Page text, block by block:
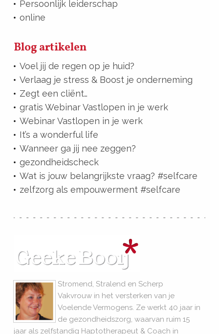
Persoonlijk leiderschap
online
Blog artikelen
Voel jij de regen op je huid?
Verlaag je stress & Boost je onderneming
Zegt een cliënt…
gratis Webinar Vastlopen in je werk
Webinar Vastlopen in je werk
It’s a wonderful life
Wanneer ga jij nee zeggen?
gezondheidscheck
Wat is jouw belangrijkste vraag? #selfcare
zelfzorg als empouwerment #selfcare
Stromend, Stralend en Scherp
Vakvrouw in het versterken van je
Voelende Vermogens. Ze werkt 40 jaar in
de gezondheidszorg, waarvan ruim 15
jaar als zelfstandig Haptotherapeut & Coach in